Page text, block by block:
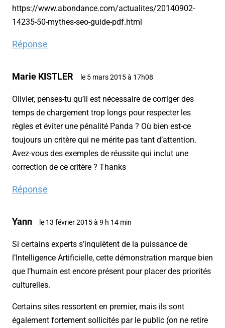
https://www.abondance.com/actualites/20140902-
14235-50-mythes-seo-guide-pdf.html
Réponse
Marie KISTLER le 5 mars 2015 à 17h08
Olivier, penses-tu qu’il est nécessaire de corriger des
temps de chargement trop longs pour respecter les
règles et éviter une pénalité Panda ? Où bien est-ce
toujours un critère qui ne mérite pas tant d’attention.
Avez-vous des exemples de réussite qui inclut une
correction de ce critère ? Thanks
Réponse
Yann le 13 février 2015 à 9 h 14 min
Si certains experts s’inquiètent de la puissance de
l’Intelligence Artificielle, cette démonstration marque bien
que l’humain est encore présent pour placer des priorités
culturelles.
Certains sites ressortent en premier, mais ils sont
également fortement sollicités par le public (on ne retire